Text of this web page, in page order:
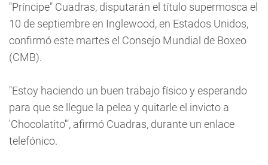
"Príncipe" Cuadras, disputarán el título supermosca el
10 de septiembre en Inglewood, en Estados Unidos,
confirmó este martes el Consejo Mundial de Boxeo
(CMB).
"Estoy haciendo un buen trabajo físico y esperando
para que se llegue la pelea y quitarle el invicto a
'Chocolatito'", afirmó Cuadras, durante un enlace
telefónico.